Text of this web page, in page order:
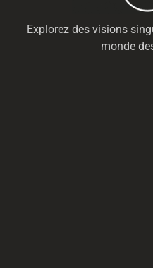
Explorez des visions
monde